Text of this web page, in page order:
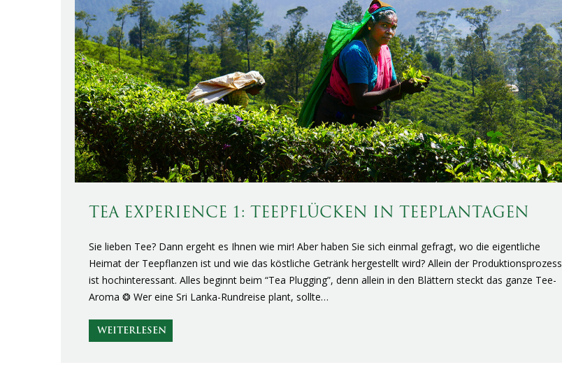
TEA EXPERIENCE 1: TEEPFLÜCKEN IN TEEPLANTAGEN
Sie lieben Tee? Dann ergeht es Ihnen wie mir! Aber haben Sie sich einmal gefragt, wo die eigentliche
Heimat der Teepflanzen ist und wie das köstliche Getränk hergestellt wird? Allein der Produktionsprozess
ist hochinteressant. Alles beginnt beim “Tea Plugging”, denn allein in den Blättern steckt das ganze Tee-
Aroma ❂ Wer eine Sri Lanka-Rundreise plant, sollte…
WEITERLESEN